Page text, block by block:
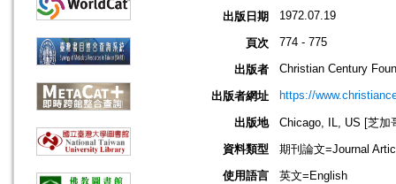
出版日期 1972.07.19
頁次 774 - 775
出版者 Christian Century
出版者網址 https://
出版地
Chicago, IL, US [芝加
資料類型
期刊論文=Journal
使用語言
英文=English